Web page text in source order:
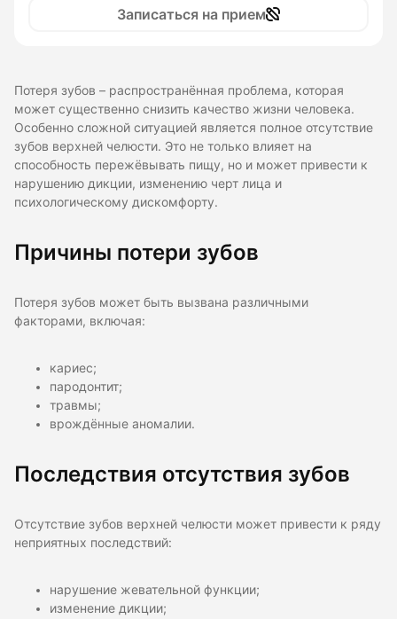
Записаться на прием
Потеря зубов – распространённая проблема, которая
может существенно снизить качество жизни человека.
Особенно сложной ситуацией является полное отсутствие
зубов верхней челюсти. Это не только влияет на
способность пережёвывать пищу, но и может привести к
нарушению дикции, изменению черт лица и
психологическому дискомфорту.
Причины потери зубов
Потеря зубов может быть вызвана различными
факторами, включая:
кариес;
пародонтит;
травмы;
врождённые аномалии.
Последствия отсутствия зубов
Отсутствие зубов верхней челюсти может привести к ряду
неприятных последствий:
нарушение жевательной функции;
изменение дикции;